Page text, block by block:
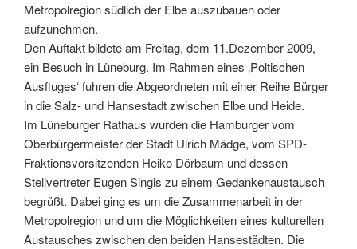
Metropolregion südlich der Elbe auszubauen oder
aufzunehmen.
Den Auftakt bildete am Freitag, dem 11.Dezember 2009,
ein Besuch in Lüneburg. Im Rahmen eines ‚Poltischen
Ausfluges‘ fuhren die Abgeordneten mit einer Reihe Bürger
in die Salz- und Hansestadt zwischen Elbe und Heide.
Im Lüneburger Rathaus wurden die Hamburger vom
Oberbürgermeister der Stadt Ulrich Mädge, vom SPD-
Fraktionsvorsitzenden Heiko Dörbaum und dessen
Stellvertreter Eugen Singis zu einem Gedankenaustausch
begrüßt. Dabei ging es um die Zusammenarbeit in der
Metropolregion und um die Möglichkeiten eines kulturellen
Austausches zwischen den beiden Hansestädten. Die